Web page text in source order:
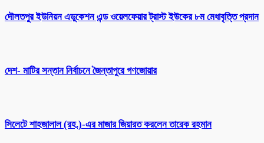
দৌলতপুর ইউনিয়ন এডুকেশন এন্ড ওয়েলফেয়ার ট্রাস্ট ইউকের ৮ম মেধাবৃত্তি প্রদান
দেশ- মাটির সন্তান নির্বাচনে জৈন্তাপুরে গণজোয়ার
সিলেটে শাহজালাল (রহ.)-এর মাজার জিয়ারত করলেন তারেক রহমান